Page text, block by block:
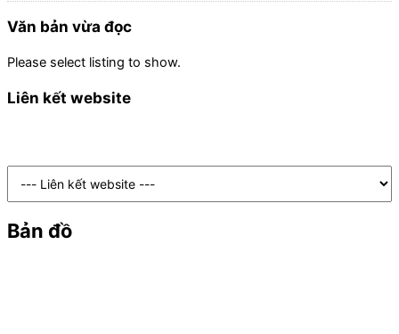
Văn bản vừa đọc
Please select listing to show.
Liên kết website
Bản đồ